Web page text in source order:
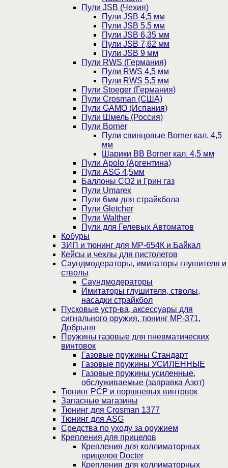
Пули JSB (Чехия)
Пули JSB 4,5 мм
Пули JSB 5,5 мм
Пули JSB 6,35 мм
Пули JSB 7,62 мм
Пули JSB 9 мм
Пули RWS (Германия)
Пули RWS 4,5 мм
Пули RWS 5,5 мм
Пули Stoeger (Германия)
Пули Crosman (США)
Пули GAMO (Испания)
Пули Шмель (Россия)
Пули Borner
Пули свинцовые Borner кал. 4,5
мм
Шарики BB Borner кал. 4,5 мм
Пули Apolo (Аргентина)
Пули ASG 4,5мм
Баллоны CO2 и Грин газ
Пули Umarex
Пули 6мм для страйкбола
Пули Gletcher
Пули Walther
Пули для Гелевых Автоматов
Кобуры
ЗИП и тюнинг для МР-654К и Байкал
Кейсы и чехлы для пистолетов
Саундмодераторы, имитаторы глушителя и
стволы
Саундмодераторы
Имитаторы глушителя, стволы,
насадки страйкбол
Пусковые устр-ва, аксессуары для
сигнального оружия, тюнинг МР-371,
Добрыня
Пружины газовые для пневматических
винтовок
Газовые пружины Стандарт
Газовые пружины УСИЛЕННЫЕ
Газовые пружины усиленные,
обслуживаемые (заправка Азот)
Тюнинг PCP и поршневых винтовок
Запасные магазины
Тюнинг для Crosman 1377
Тюнинг для ASG
Средства по уходу за оружием
Крепления для прицелов
Крепления для коллиматорных
прицелов Docter
Крепления для коллиматорных